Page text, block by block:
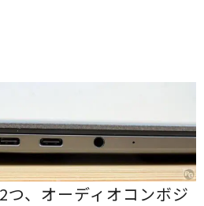
、オーディオコンボジ